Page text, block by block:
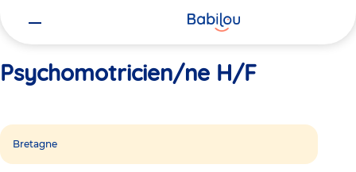
Psychomotricien/ne H/F
Bretagne